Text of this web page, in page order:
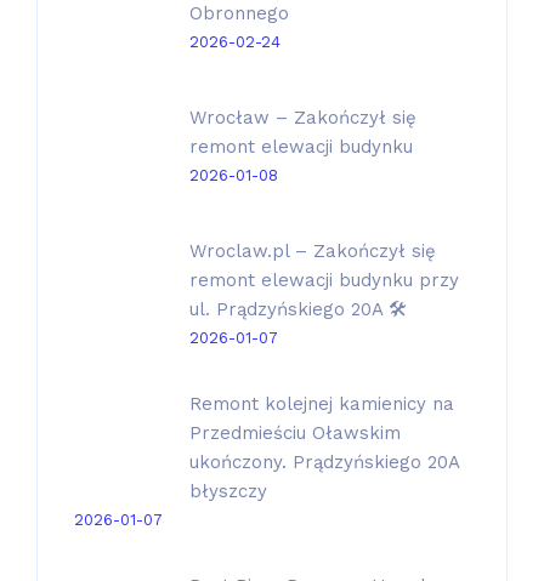
Obronnego
2026-02-24
Wrocław – Zakończył się
remont elewacji budynku
2026-01-08
Wroclaw.pl – Zakończył się
remont elewacji budynku przy
ul. Prądzyńskiego 20A 🛠️
2026-01-07
Remont kolejnej kamienicy na
Przedmieściu Oławskim
ukończony. Prądzyńskiego 20A
błyszczy
2026-01-07